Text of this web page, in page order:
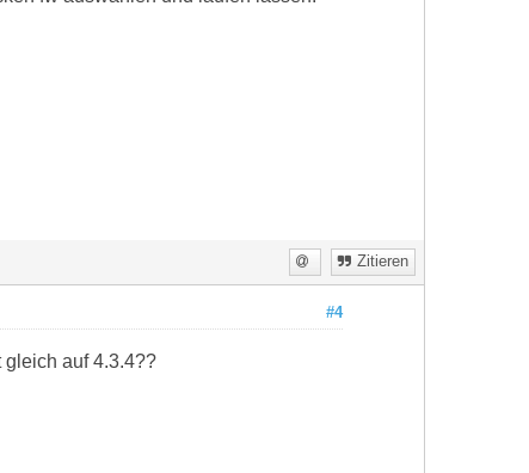
Zitieren
#4
gleich auf 4.3.4??